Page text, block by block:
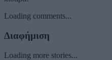
Loading comments...
Διαφήμιση
Loading more stories...